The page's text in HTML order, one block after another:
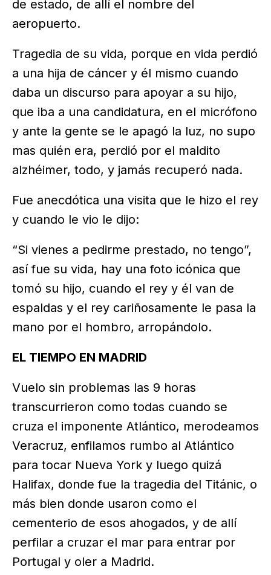
de estado, de allí el nombre del
aeropuerto.
Tragedia de su vida, porque en vida perdió
a una hija de cáncer y él mismo cuando
daba un discurso para apoyar a su hijo,
que iba a una candidatura, en el micrófono
y ante la gente se le apagó la luz, no supo
mas quién era, perdió por el maldito
alzhéimer, todo, y jamás recuperó nada.
Fue anecdótica una visita que le hizo el rey
y cuando le vio le dijo:
“Si vienes a pedirme prestado, no tengo”,
así fue su vida, hay una foto icónica que
tomó su hijo, cuando el rey y él van de
espaldas y el rey cariñosamente le pasa la
mano por el hombro, arropándolo.
EL TIEMPO EN MADRID
Vuelo sin problemas las 9 horas
transcurrieron como todas cuando se
cruza el imponente Atlántico, merodeamos
Veracruz, enfilamos rumbo al Atlántico
para tocar Nueva York y luego quizá
Halifax, donde fue la tragedia del Titánic, o
más bien donde usaron como el
cementerio de esos ahogados, y de allí
perfilar a cruzar el mar para entrar por
Portugal y oler a Madrid.